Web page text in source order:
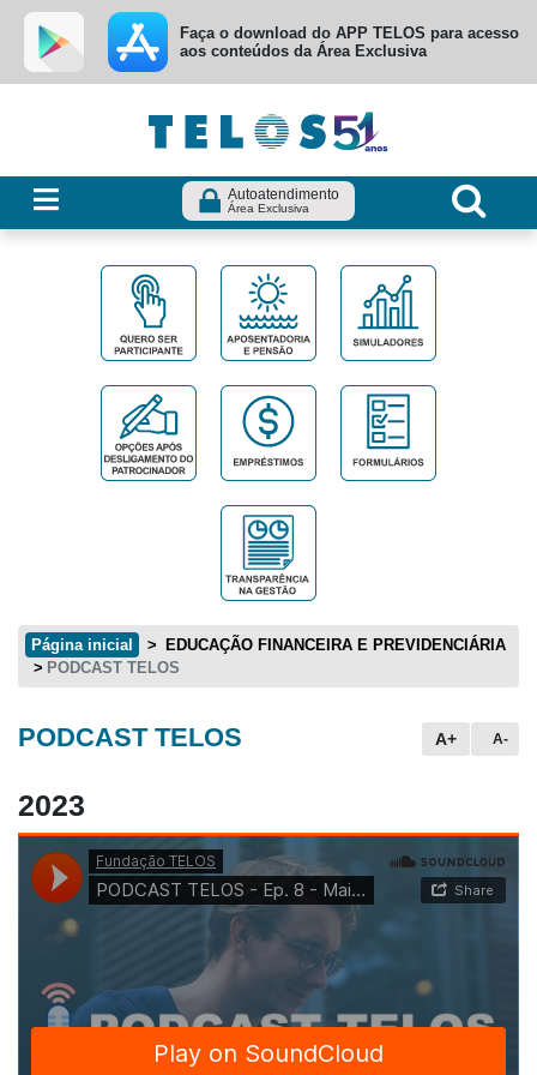
Ir para menu principal
Ir para conteúdo
Ir para busca
Faça o download do APP TELOS para acesso
aos conteúdos da Área Exclusiva
Autoatendimento
Área Exclusiva
Página inicial
EDUCAÇÃO FINANCEIRA E PREVIDENCIÁRIA
PODCAST TELOS
Conteúdo principal
PODCAST TELOS A+ A-
2023